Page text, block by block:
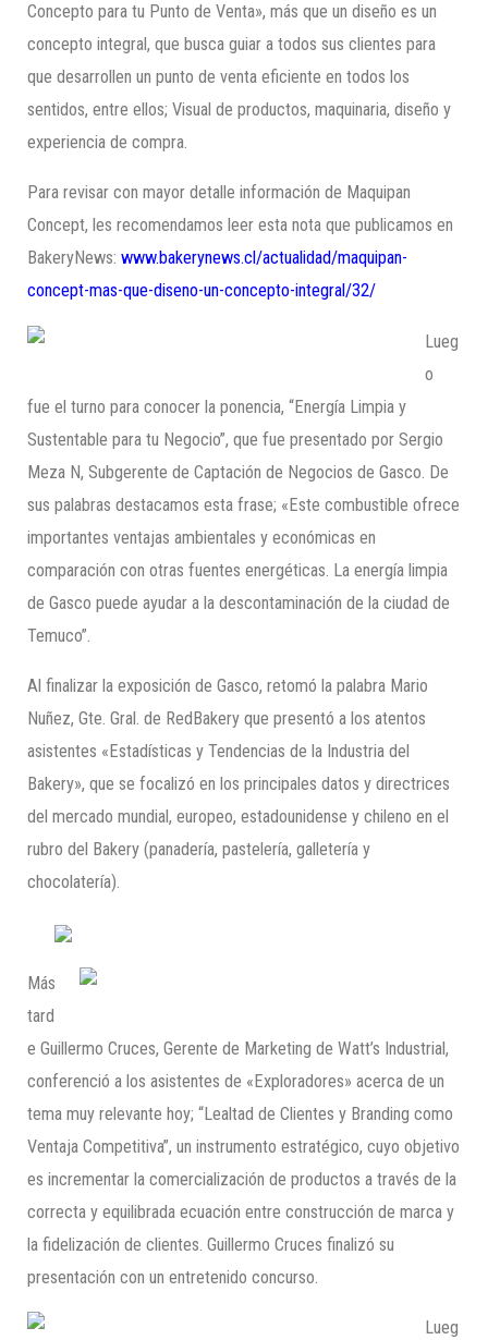
Concepto para tu Punto de Venta», más que un diseño es un
concepto integral, que busca guiar a todos sus clientes para
que desarrollen un punto de venta eficiente en todos los
sentidos, entre ellos; Visual de productos, maquinaria, diseño y
experiencia de compra.
Para revisar con mayor detalle información de Maquipan
Concept, les recomendamos leer esta nota que publicamos en
BakeryNews:www.bakerynews.cl/actualidad/maquipan-
concept-mas-que-diseno-un-concepto-integral/32/
Lueg
o
fue el turno para conocer la ponencia, “Energía Limpia y
Sustentable para tu Negocio”, que fue presentado por Sergio
Meza N, Subgerente de Captación de Negocios de Gasco. De
sus palabras destacamos esta frase; «Este combustible ofrece
importantes ventajas ambientales y económicas en
comparación con otras fuentes energéticas. La energía limpia
de Gasco puede ayudar a la descontaminación de la ciudad de
Temuco”.
Al finalizar la exposición de Gasco, retomó la palabra Mario
Nuñez, Gte. Gral. de RedBakery que presentó a los atentos
asistentes «Estadísticas y Tendencias de la Industria del
Bakery», que se focalizó en los principales datos y directrices
del mercado mundial, europeo, estadounidense y chileno en el
rubro del Bakery (panadería, pastelería, galletería y
chocolatería).
Más
tard
e Guillermo Cruces, Gerente de Marketing de Watt’s Industrial,
conferenció a los asistentes de «Exploradores» acerca de un
tema muy relevante hoy; “Lealtad de Clientes y Branding como
Ventaja Competitiva”, un instrumento estratégico, cuyo objetivo
es incrementar la comercialización de productos a través de la
correcta y equilibrada ecuación entre construcción de marca y
la fidelización de clientes. Guillermo Cruces finalizó su
presentación con un entretenido concurso.
Lueg